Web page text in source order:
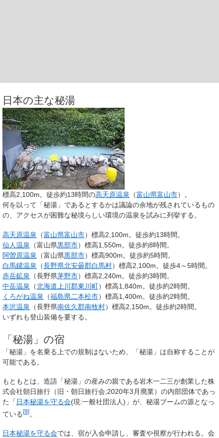
日本の主な秘湯
標高2,100m。徒歩約13時間の高天原温泉 （富山県富山市）。
何を以って「秘湯」であるとするかは議論の余地が残されているもの
の、アクセスが困難な秘境らしい環境の温泉を試みに列挙する。
高天原温泉 （富山県富山市）標高2,100m。徒歩約13時間。
仙人温泉
（富山県黒部市）標高1,550m。徒歩約8時間。
阿曽原温泉
（富山県黒部市）標高900m。徒歩約5時間。
白馬鑓温泉
（長野県北安曇郡白馬村）標高2,100m。徒歩4～5時間。
赤岳鉱泉
（長野県茅野市）標高2,240m。徒歩約3時間。
中岳温泉
（北海道 上川郡東川町）標高1,840m。徒歩約2時間。
くろがね温泉
（福島県二本松市）標高1,400m。徒歩約2時間。
本沢温泉
（長野県南佐久郡南牧村）標高2,150m。徒歩約2時間。
いずれも登山装備を要する。
「秘湯」の宿
「秘湯」を名乗る上での規制はないため、「秘湯」は自称することが
可能である。
もともとは、造語「秘湯」の産みの親である岩木一二三が創業した株
式会社朝日旅行（旧・朝日旅行会;2020年3月廃業）の内部団体であっ
た「 日本秘湯を守る会(現:一般社団法人)」が、秘湯ブームの源となっ
ている [9] 。
日本秘湯を守る会では、宿が入会申請し、審査や視察が行われる。会